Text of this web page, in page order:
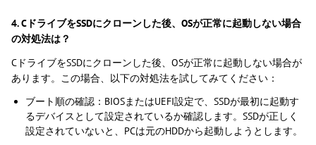
4. CドライブをSSDにクローンした後、OSが正常に起動しない場合
の対処法は？
CドライブをSSDにクローンした後、OSが正常に起動しない場合が
あります。この場合、以下の対処法を試してみてください：
ブート順の確認：BIOSまたはUEFI設定で、SSDが最初に起動す
るデバイスとして設定されているか確認します。SSDが正しく
設定されていないと、PCは元のHDDから起動しようとします。